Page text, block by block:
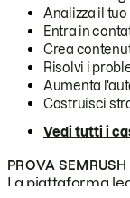
Analizza il
Entra in
Crea
Risolvi i
Aumenta
Costruisci
Vedi tutti i
PROVA
La piattaforma